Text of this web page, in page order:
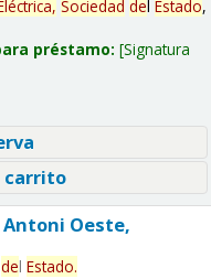
Sociedad del Estado,
préstamo: Signatura
carrito
Oeste,
del Estado.